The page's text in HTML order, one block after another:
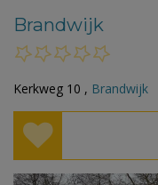
Brandwijk
Kerkweg 10 , Brandwijk